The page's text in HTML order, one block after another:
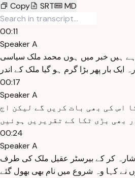
Copy
SRT MD
00:11
Speaker A
ہیں خبر میں ہوں محمد ملک سیاسی
ایک بار پھر بڑا گرم ہو گیا ملک کے اندر
00:17
Speaker A
اس کی بھی بات کریں گے لیکن اج
بھی بڑی ٹکا کے تقریریں ہوئیں
00:24
Speaker A
کر کے بیرسٹر عقیل ملک کی طرف
نے کہا وہ شروع میں نام بھی بھول گئے